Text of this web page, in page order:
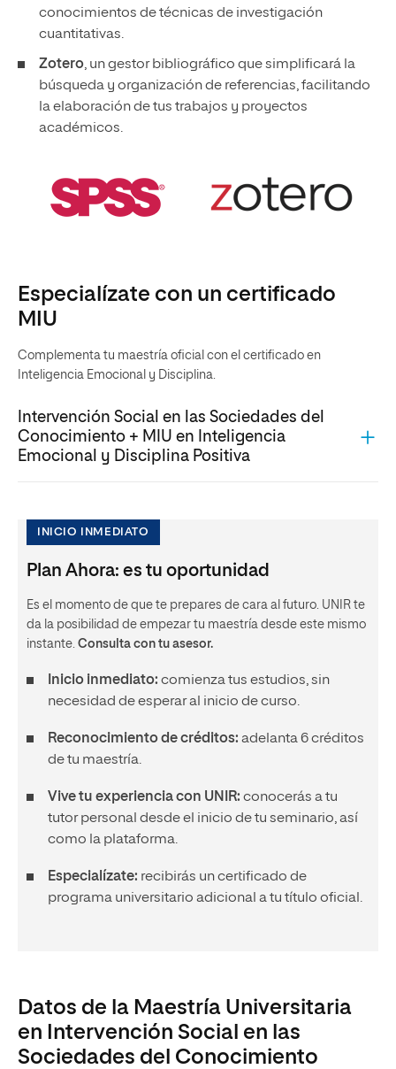
conocimientos de técnicas de investigación
cuantitativas.
Zotero, un gestor bibliográfico que simplificará la
búsqueda y organización de referencias, facilitando
la elaboración de tus trabajos y proyectos
académicos.
Especialízate con un certificado
MIU
Complementa tu maestría oficial con el certificado en
Inteligencia Emocional y Disciplina.
Intervención Social en las Sociedades del
Conocimiento + MIU en Inteligencia
Emocional y Disciplina Positiva
INICIO INMEDIATO
Plan Ahora: es tu oportunidad
Es el momento de que te prepares de cara al futuro. UNIR te
da la posibilidad de empezar tu maestría desde este mismo
instante. Consulta con tu asesor.
Inicio inmediato: comienza tus estudios, sin
necesidad de esperar al inicio de curso.
Reconocimiento de créditos: adelanta 6 créditos
de tu maestría.
Vive tu experiencia con UNIR: conocerás a tu
tutor personal desde el inicio de tu seminario, así
como la plataforma.
Especialízate: recibirás un certificado de
programa universitario adicional a tu título oficial.
Datos de la Maestría Universitaria
en Intervención Social en las
Sociedades del Conocimiento